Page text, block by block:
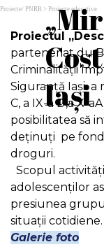
Iași
Proiecte/ PNRR > Proiecte educative
Proiectul
parteneriat du
Criminalității
Siguranță Iași a
C, a IX-a D,a X-
posibilitatea să
deținuți pe
droguri.
Scopul
adolescenților
presiunea
situații cotidiene.
Galerie foto